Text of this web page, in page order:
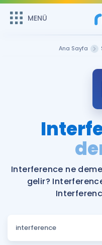
MENÜ
Remzi Hoca ile seni
MENÜ
Katılımcı Görüşleri
Faydalı Araçlar
Ücretsiz Kaynaklar
Ana Sayfa
Interference ne
gelir?